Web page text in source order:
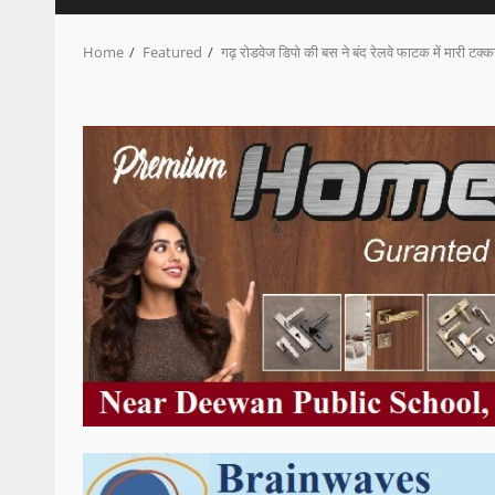
Home Featured गढ़ रोडवेज डिपो की बस ने बंद रेलवे फाटक में मारी